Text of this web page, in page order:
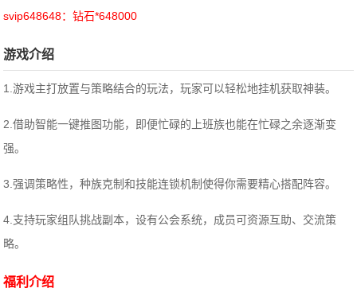
svip648648：钻石*648000
游戏介绍
1.游戏主打放置与策略结合的玩法，玩家可以轻松地挂机获取神装。
2.借助智能一键推图功能，即便忙碌的上班族也能在忙碌之余逐渐变
强。
3.强调策略性，种族克制和技能连锁机制使得你需要精心搭配阵容。
4.支持玩家组队挑战副本，设有公会系统，成员可资源互助、交流策
略。
福利介绍